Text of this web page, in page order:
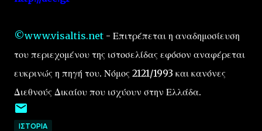
©www.visaltis.net - Επιτρέπεται η αναδημοσίευση
του περιεχομένου της ιστοσελίδας εφόσον αναφέρεται
ευκρινώς η πηγή του. Νόμος 2121/1993 και κανόνες
Διεθνούς Δικαίου που ισχύουν στην Ελλάδα.
ΙΣΤΟΡΙΑ